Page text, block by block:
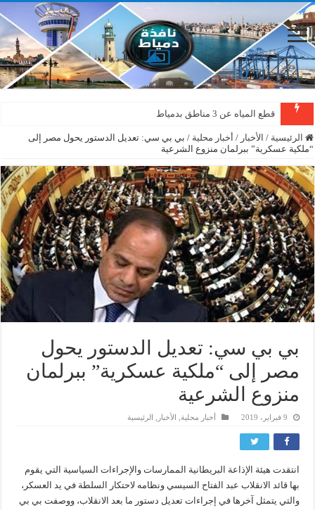
قطع المياه عن 3 مناطق بدمياط
الرئيسية / الأخبار / أخبار محلية / بي بي سي: تعديل الدستور يحول مصر إلى
“ملكية عسكرية” ببرلمان منزوع الشرعية
بي بي سي: تعديل الدستور يحول
مصر إلى “ملكية عسكرية” ببرلمان
منزوع الشرعية
9 فبراير، 2019 أخبار محلية الأخبار الرئيسية
انتقدت هيئة الإذاعة البريطانية الممارسات والإجراءات السياسية التي يقوم
بها قائد الانقلاب عبد الفتاح السيسي ونظامه لاحتكار السلطة في يد العسكر،
والتي يتمثل آخرها في إجراءات تعديل دستور ما بعد الانقلاب، ووصفت بي بي